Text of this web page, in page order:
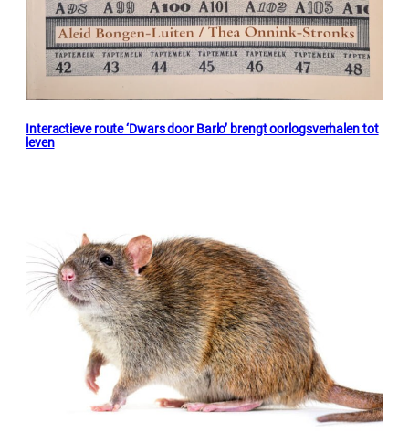
Interactieve route ‘Dwars door Barlo’ brengt oorlogsverhalen tot
leven